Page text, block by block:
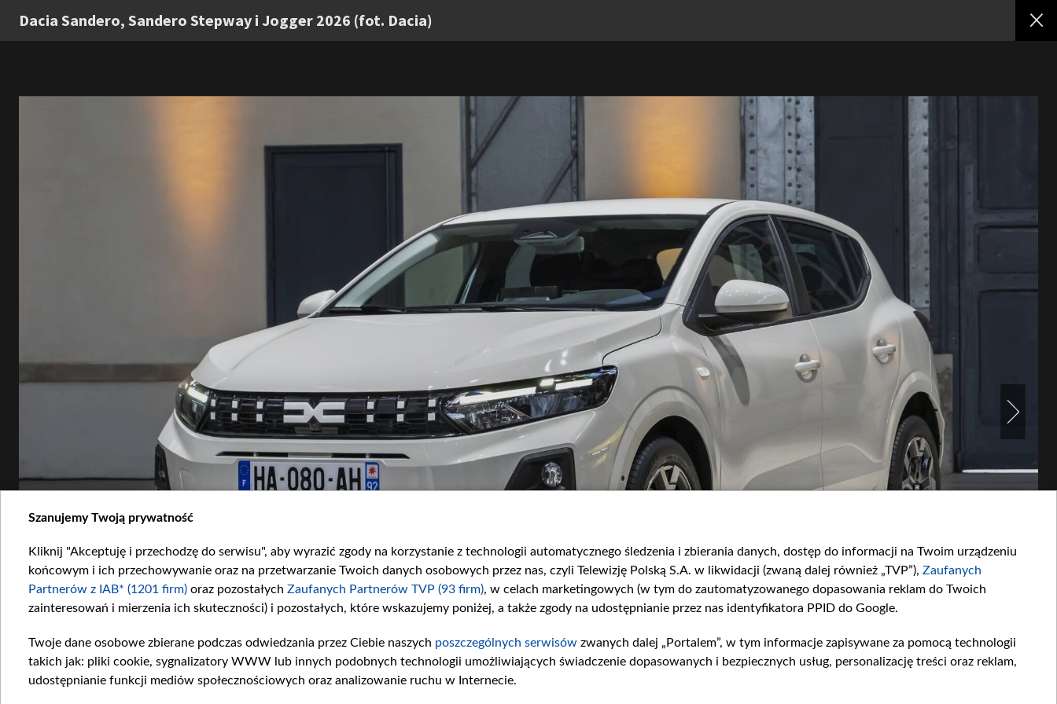
Dacia Sandero, Sandero Stepway i Jogger 2026 (fot. Dacia)
dacia sandero (16).jpg
Szanujemy Twoją prywatność
Kliknij "Akceptuję i przechodzę do serwisu", aby wyrazić zgody na korzystanie z technologii automatycznego śledzenia i zbierania danych, dostęp do informacji na Twoim urządzeniu
końcowym i ich przechowywanie oraz na przetwarzanie Twoich danych osobowych przez nas, czyli Telewizję Polską S.A. w likwidacji (zwaną dalej również „TVP”), Zaufanych
Partnerów z IAB* (1201 firm) oraz pozostałych Zaufanych Partnerów TVP (93 firm), w celach marketingowych (w tym do zautomatyzowanego dopasowania reklam do Twoich
zainteresowań i mierzenia ich skuteczności) i pozostałych, które wskazujemy poniżej, a także zgody na udostępnianie przez nas identyfikatora PPID do Google.
Twoje dane osobowe zbierane podczas odwiedzania przez Ciebie naszych poszczególnych serwisów zwanych dalej „Portalem”, w tym informacje zapisywane za pomocą technologii
takich jak: pliki cookie, sygnalizatory WWW lub innych podobnych technologii umożliwiających świadczenie dopasowanych i bezpiecznych usług, personalizację treści oraz reklam,
udostępnianie funkcji mediów społecznościowych oraz analizowanie ruchu w Internecie.